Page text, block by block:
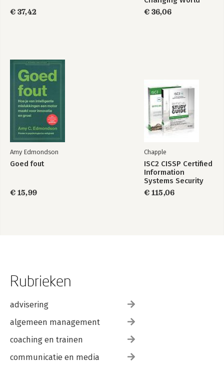
€ 37,42
Order
€ 36,06
Amy Edmondson
Goed fout
€ 15,99
Chapple
ISC2 CISSP Certified
Information
Systems Security
Professional
Official Study Guide
€ 115,06
Rubrieken
advisering
algemeen management
coaching en trainen
communicatie en media